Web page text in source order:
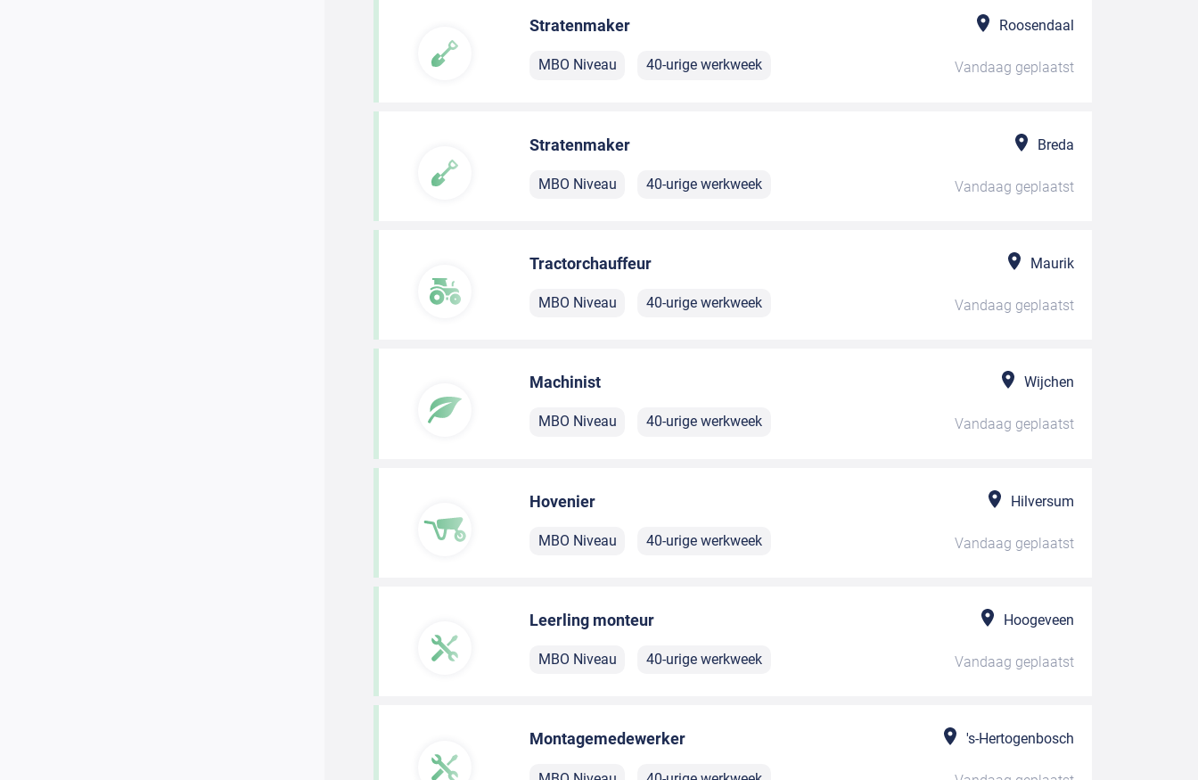
Stratenmaker Roosendaal
MBO Niveau 40-urige werkweek Vandaag geplaatst
Stratenmaker Breda
MBO Niveau 40-urige werkweek Vandaag geplaatst
Tractorchauffeur Maurik
MBO Niveau 40-urige werkweek Vandaag geplaatst
Machinist Wijchen
MBO Niveau 40-urige werkweek Vandaag geplaatst
Hovenier Hilversum
MBO Niveau 40-urige werkweek Vandaag geplaatst
Leerling monteur Hoogeveen
MBO Niveau 40-urige werkweek Vandaag geplaatst
Montagemedewerker 's-Hertogenbosch